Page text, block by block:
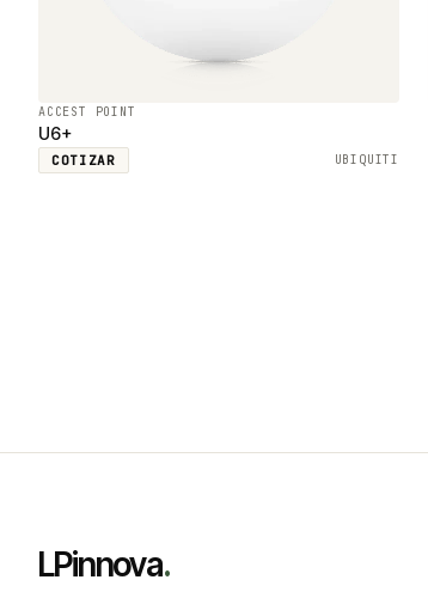
ACCEST POINT
U6+
COTIZAR UBIQUITI
LPinnova.